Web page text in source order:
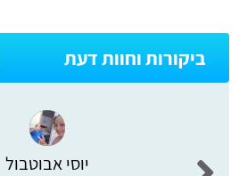
ביקורות וחוות דעת
יוסי אבוטבול